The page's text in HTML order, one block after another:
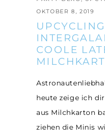
OKTOBER 8, 2019
COOLE
heute zeige ich
aus Milchkarton
ziehen die Minis